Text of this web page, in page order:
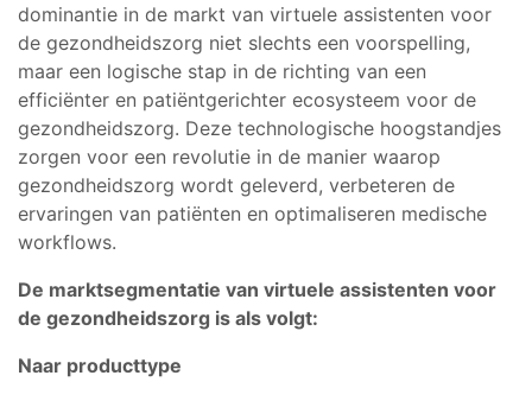
dominantie in de markt van virtuele assistenten voor
de gezondheidszorg niet slechts een voorspelling,
maar een logische stap in de richting van een
efficiënter en patiëntgerichter ecosysteem voor de
gezondheidszorg. Deze technologische hoogstandjes
zorgen voor een revolutie in de manier waarop
gezondheidszorg wordt geleverd, verbeteren de
ervaringen van patiënten en optimaliseren medische
workflows.
De marktsegmentatie van virtuele assistenten voor
de gezondheidszorg is als volgt:
Naar producttype